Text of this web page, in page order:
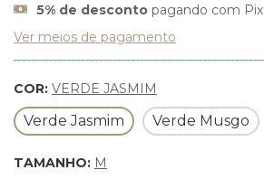
5% de desconto pagando com Pix
Ver meios de pagamento
COR: VERDE JASMIM
Verde Jasmim Verde Musgo
TAMANHO: M